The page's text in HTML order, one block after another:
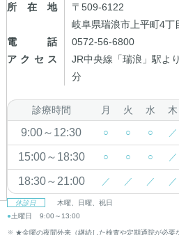
所在地
〒509-6122
岐阜県瑞浪市上平町4丁
電話
0572-56-6800
アクセス
JR中央線「瑞浪」駅よ
分